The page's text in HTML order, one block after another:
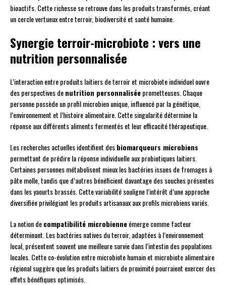
bioactifs. Cette richesse se retrouve dans les produits transformés, créant
un cercle vertueux entre terroir, biodiversité et santé humaine.
Synergie terroir-microbiote : vers une
nutrition personnalisée
L’interaction entre produits laitiers de terroir et microbiote individuel ouvre
des perspectives denutrition personnaliséeprometteuses. Chaque
personne possède un profil microbien unique, influencé par la génétique,
l’environnement et l’histoire alimentaire. Cette singularité détermine la
réponse aux différents aliments fermentés et leur efficacité thérapeutique.
Les recherches actuelles identifient desbiomarqueurs microbiens
permettant de prédire la réponse individuelle aux probiotiques laitiers.
Certaines personnes métabolisent mieux les bactéries issues de fromages à
pâte molle, tandis que d’autres bénéficient davantage des souches présentes
dans les yaourts brassés. Cette variabilité souligne l’intérêt d’une approche
diversifiée privilégiant les produits artisanaux aux profils microbiens variés.
La notion decompatibilité microbienneémerge comme facteur
déterminant. Les bactéries natives du terroir, adaptées à l’environnement
local, présentent souvent une meilleure survie dans l’intestin des populations
locales. Cette co-évolution entre microbiote humain et microbiote alimentaire
régional suggère que les produits laitiers de proximité pourraient exercer des
effets bénéfiques optimisés.